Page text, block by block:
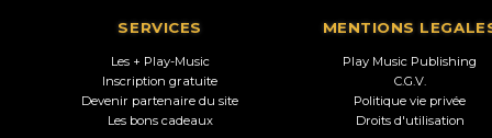
SERVICES
Les + Play-Music
Inscription gratuite
Devenir partenaire du site
Les bons cadeaux
MENTIONS
Play Music Publishing
C.G.V.
Politique vie privée
Droits d'utilisation